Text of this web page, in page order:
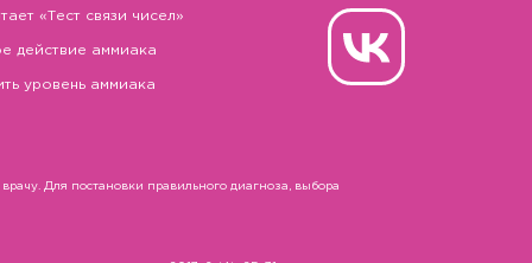
«Тест связи чисел»
действие аммиака
уровень аммиака
Для постановки правильного диагноза, выбора